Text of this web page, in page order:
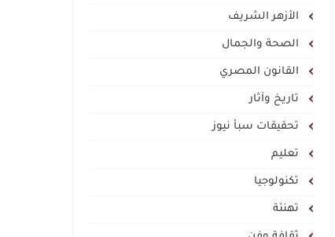
الأزهر الشريف
الصحة والجمال
القانون المصري
تاريخ وآثار
تحقيقات سبأ نيوز
تعليم
تكنولوجيا
تهنئة